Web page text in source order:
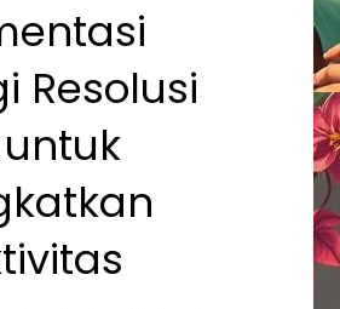
Resolusi